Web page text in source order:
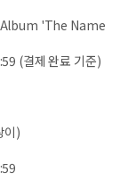
Album 'The Name
(결제 완료 기준)
이)